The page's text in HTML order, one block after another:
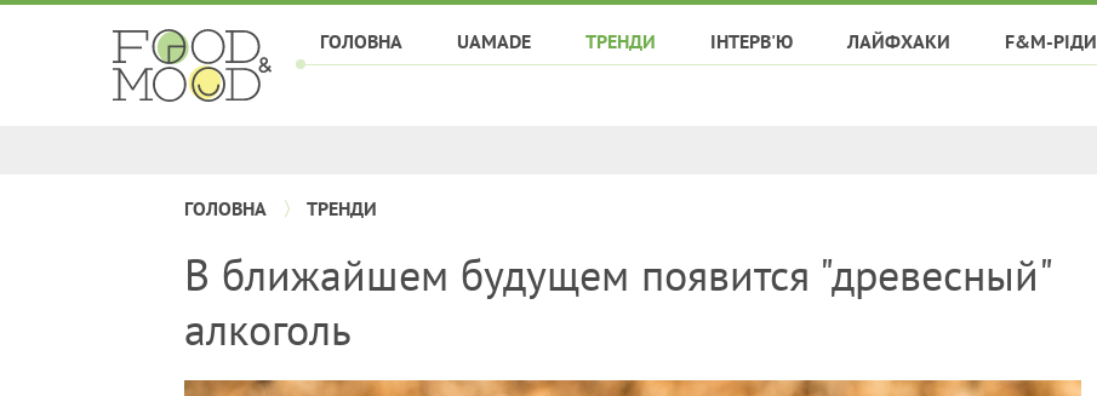
ГОЛОВНА UAMADE ТРЕНДИ ІНТЕРВ'Ю ЛАЙФХАКИ F&M-РІДИ
ГОЛОВНА ТРЕНДИ
В ближайшем будущем появится "древесный"
алкоголь